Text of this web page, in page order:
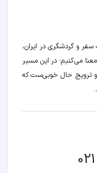
سفر و گردشگری در ایران،
می‌کنیم؛ در این مسیر‍
و ترویج حال خوبی‌ست که